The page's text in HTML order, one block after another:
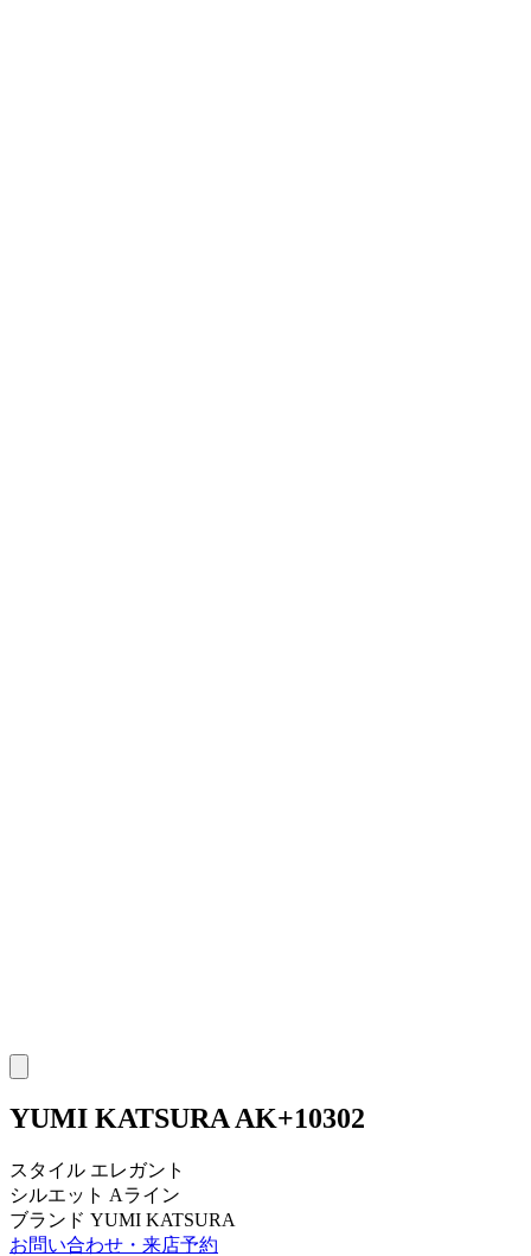
YUMI KATSURA AK+10302
スタイル エレガント
シルエット Aライン
ブランド YUMI KATSURA
お問い合わせ・来店予約